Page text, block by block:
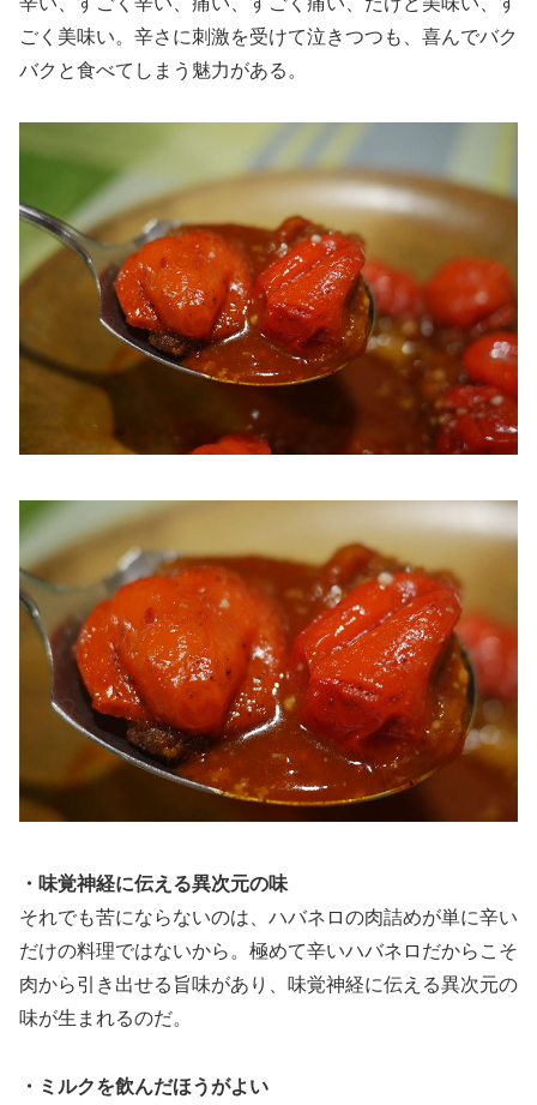
ごく美味い。辛さに刺激を受けて泣きつつも、喜んでバク
バクと食べてしまう魅力がある。
・味覚神経に伝える異次元の味
それでも苦にならないのは、ハバネロの肉詰めが単に辛い
だけの料理ではないから。極めて辛いハバネロだからこそ
肉から引き出せる旨味があり、味覚神経に伝える異次元の
味が生まれるのだ。
・ミルクを飲んだほうがよい